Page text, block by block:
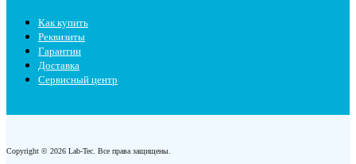
Как купить
Реквизиты
Гарантии
Доставка
Сервисный центр
Copyright © 2026 Lab-Tec. Все права защищены.